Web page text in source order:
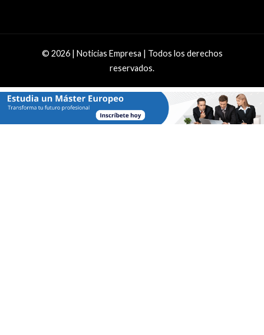
© 2026 | Noticias Empresa | Todos los derechos
reservados.